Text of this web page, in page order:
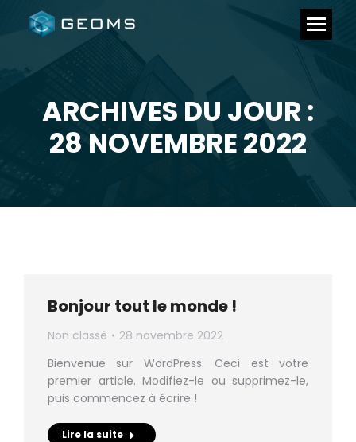
ARCHIVES DU JOUR :
28 NOVEMBRE 2022
Vous êtes ici :
Bonjour tout le monde !
Non classé
28 novembre 2022
Bienvenue sur WordPress. Ceci est votre
premier article. Modifiez-le ou supprimez-le,
puis commencez à écrire !
Lire la suite